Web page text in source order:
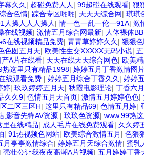
幕久久 | 超碰免费人人 | 99超碰在线观看| 狠
合色情| 踪合专区啪啪| 天天天综合网| 琪琪
人操人人人操人 |情一色一乱一伦一91A| 激
在线视频| 激情五月综合网最新| 人体裸体
在线视频精品免费| 青青草婷婷久久 | 狠狠
色图五月天| 欧美性生交XXXXX无码小说|
A片在线看| 天天在线天天综合网色| 欧美
热这里只有精品1998| 婷婷五月丁香激情图
线观看免费 | 婷婷五月综合丁香久久 | 婷婷
婷| 玖玖婷婷五月天| 秋霞电影理论| 丁香六
久久9| 色情五月天首页| 激情五月婷婷色色|
二区三区H| 这里只有精品69| 色情五月婷|
,影音先锋AV资源 | 玖玖色资源| www.99热
里在线精品| 成人毛片在线免费观看| 久久婷
| 91热视频色网站| 欧美综合激情五月 | 色狠
月亭亭激情综合| 婷婷五月天综合激情| 蜜乳
强壮公让我夜夜高潮A片视频| 五月婷婷丁香